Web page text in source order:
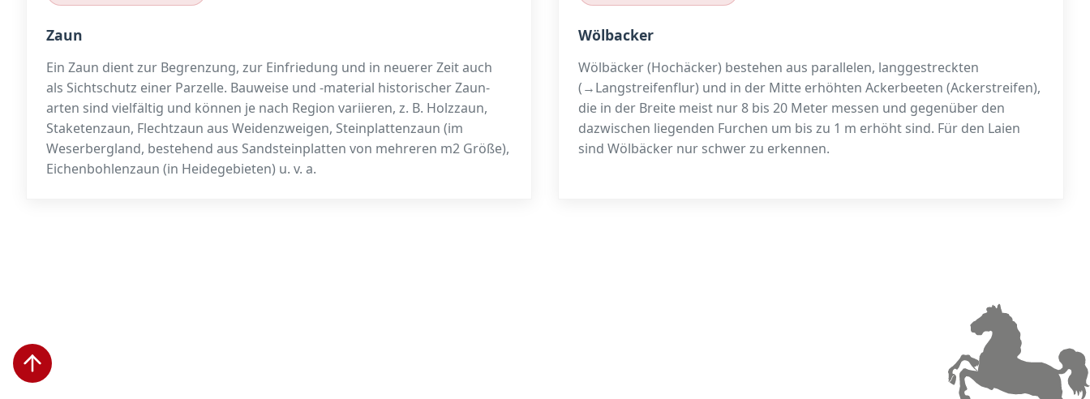
Zaun
Ein Zaun dient zur Begrenzung, zur Einfriedung und in neuerer Zeit auch
als Sichtschutz einer Par­zelle. Bauweise und -material historischer Zaun­
arten sind vielfältig und können je nach Region variieren, z. B. Holzzaun,
Staketen­zaun, Flecht­zaun aus Weidenzweigen, Steinplattenzaun (im
Weserbergland, bestehend aus Sandsteinplatten von mehreren m2 Größe),
Eichenbohlenzaun (in Heidegebieten) u. v. a.
Wölbacker
Wölbäcker (Hochäcker) bestehen aus parallelen, lang­gestreckten
(→Langstreifenflur) und in der Mitte erhöhten Ackerbeeten (Ackerstreifen),
die in der Breite meist nur 8 bis 20 Meter messen und gegenüber den
dazwischen liegenden Furchen um bis zu 1 m erhöht sind. Für den Laien
sind Wölbäcker nur schwer zu erkennen.